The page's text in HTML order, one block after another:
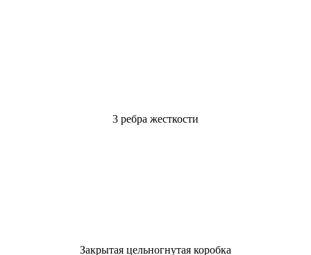
3 ребра жесткости
Закрытая цельногнутая коробка